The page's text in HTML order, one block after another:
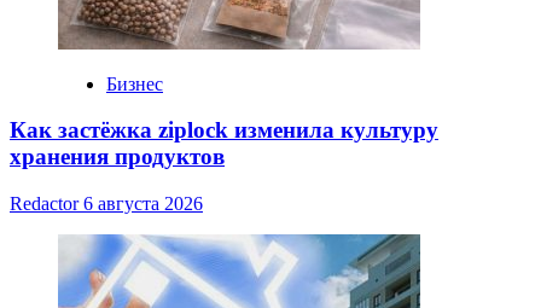
Бизнес
Как застёжка ziplock изменила культуру
хранения продуктов
Redactor6 августа 2026